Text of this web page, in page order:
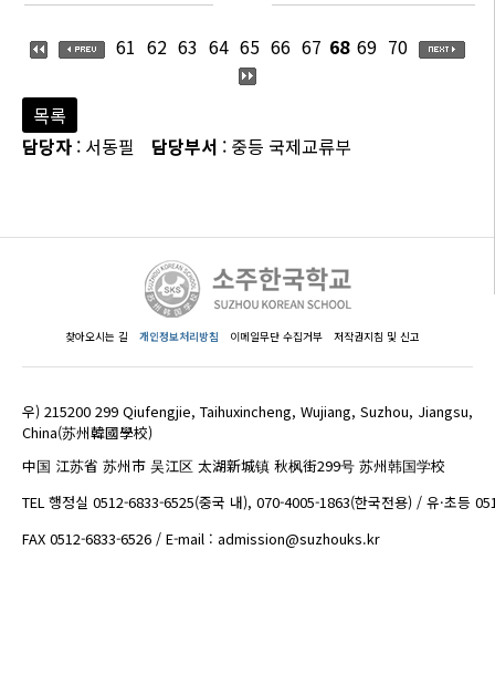
61 62 63 64 65 66 67 68 69 70
목록
담당자 : 서동필 담당부서 : 중등 국제교류부
찾아오시는 길 개인정보처리방침 이메일무단 수집거부 저작권지침 및 신고
우) 215200 299 Qiufengjie, Taihuxincheng, Wujiang, Suzhou, Jiangsu,
China(苏州韓國學校)
中国 江苏省 苏州市 吴江区 太湖新城镇 秋枫街299号 苏州韩国学校
TEL 행정실 0512-6833-6525(중국 내), 070-4005-1863(한국전용) / 유·초등
FAX 0512-6833-6526 / E-mail : admission@suzhouks.kr